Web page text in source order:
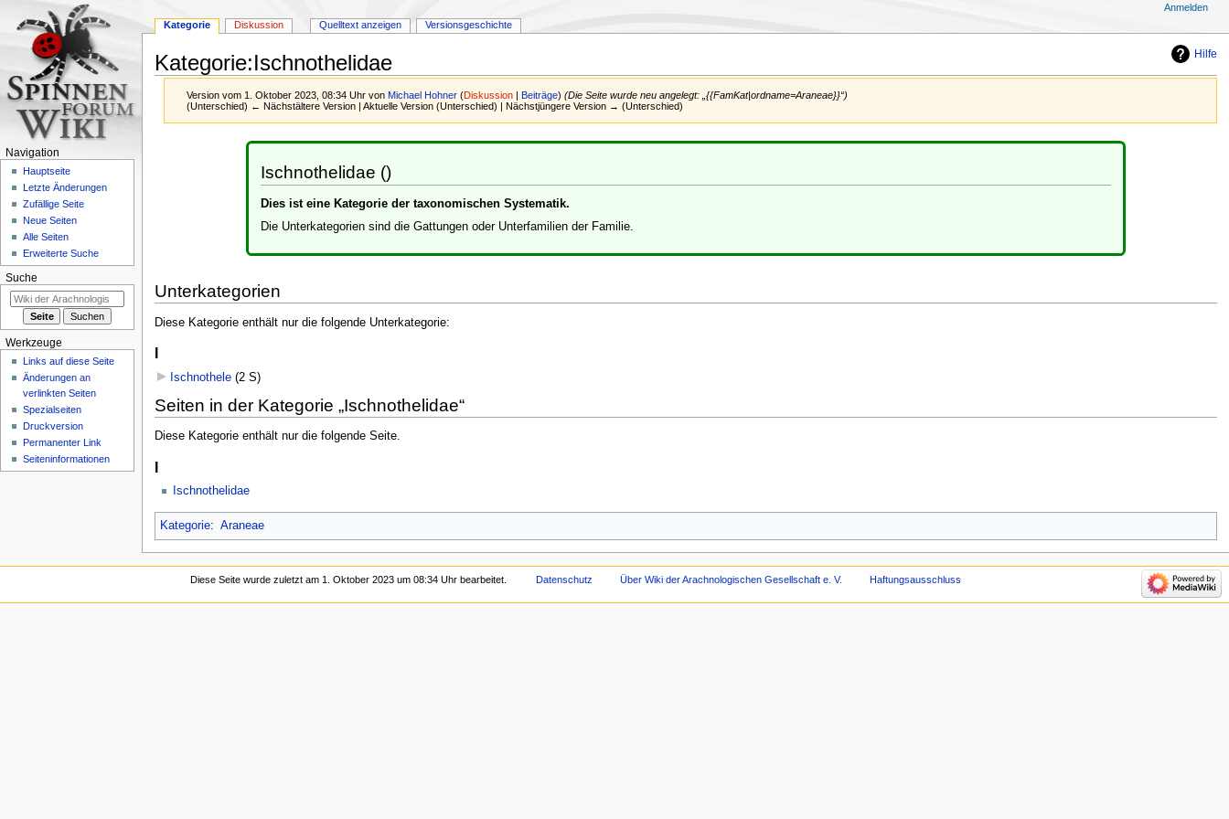
Hilfe
Kategorie:Ischnothelidae
Version vom 1. Oktober 2023, 08:34 Uhr von Michael Hohner (Diskussion Beiträge) (Die Seite wurde neu angelegt: „{{FamKat|ordname=Araneae}}“)
(Unterschied) ← Nächstältere Version | Aktuelle Version (Unterschied) | Nächstjüngere Version → (Unterschied)
Ischnothelidae ()
Dies ist eine Kategorie der taxonomischen Systematik.
Die Unterkategorien sind die Gattungen oder Unterfamilien der Familie.
Unterkategorien
Diese Kategorie enthält nur die folgende Unterkategorie:
I
Ischnothele‎ (2 S)
Seiten in der Kategorie „Ischnothelidae“
Diese Kategorie enthält nur die folgende Seite.
I
Ischnothelidae
Kategorie: Araneae
Kategorie Diskussion Quelltext anzeigen Versionsgeschichte
Anmelden
Navigation
Hauptseite
Letzte Änderungen
Zufällige Seite
Neue Seiten
Alle Seiten
Erweiterte Suche
Suche
Werkzeuge
Links auf diese Seite
Änderungen an
verlinkten Seiten
Spezialseiten
Druckversion
Permanenter Link
Seiten­­informationen
Diese Seite wurde zuletzt am 1. Oktober 2023 um 08:34 Uhr bearbeitet. Datenschutz Über Wiki der Arachnologischen Gesellschaft e. V. Haftungsausschluss